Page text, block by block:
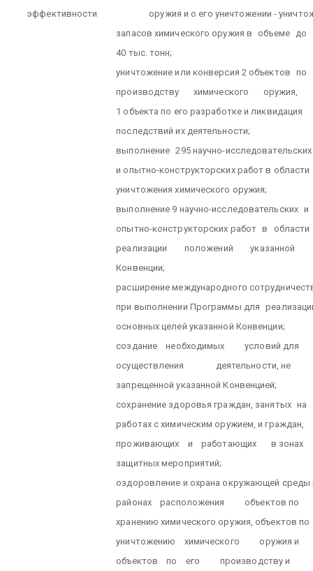
эффективности
оружия и о его уничтожении -
запасов химического оружия в
объеме до
40 тыс. тонн;
уничтожение или конверсия 2 объектов
по
производству
химического
оружия,
1 объекта по его разработке и ликвидация
последствий их деятельности;
выполнение 295 научно-исследовательских
и опытно-конструкторских работ в области
уничтожения химического оружия;
выполнение 9 научно-исследовательских и
опытно-конструкторских работ в
области
реализации
положений
указанной
Конвенции;
расширение международного
при выполнении Программы для
основных целей указанной Конвенции;
создание
необходимых
условий для
осуществления
деятельности, не
запрещенной указанной Конвенцией;
сохранение здоровья граждан, занятых на
работах с химическим оружием, и граждан,
проживающих
и работающих
в зонах
защитных мероприятий;
оздоровление и охрана окружающей среды
районах
расположения
объектов по
хранению химического оружия, объектов по
уничтожению
химического
оружия и
объектов
по его
производству и